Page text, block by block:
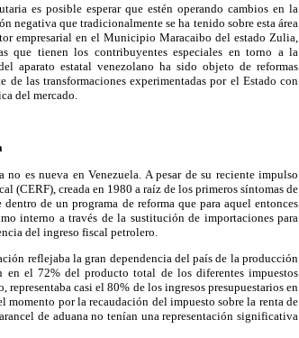
es posible esperar que estén operando cambios en la
negativa que tradicionalmente se ha tenido sobre esta área
empresarial en el Municipio Maracaibo del estado Zulia,
que tienen los contribuyentes especiales en torno a la
aparato estatal venezolano ha sido objeto de reformas
las transformaciones experimentadas por el Estado con
del mercado.
es nueva en Venezuela. A pesar de su reciente impulso
(CERF), creada en 1980 a raíz de los primeros síntomas de
de un programa de reforma que para aquel entonces
interno a través de la sustitución de importaciones para
del ingreso fiscal petrolero.
reflejaba la gran dependencia del país de la producción
en el 72% del producto total de los diferentes impuestos
casi el 80% de los ingresos presupuestarios en
por la recaudación del impuesto sobre la renta de
de aduana no tenían una representación significativa